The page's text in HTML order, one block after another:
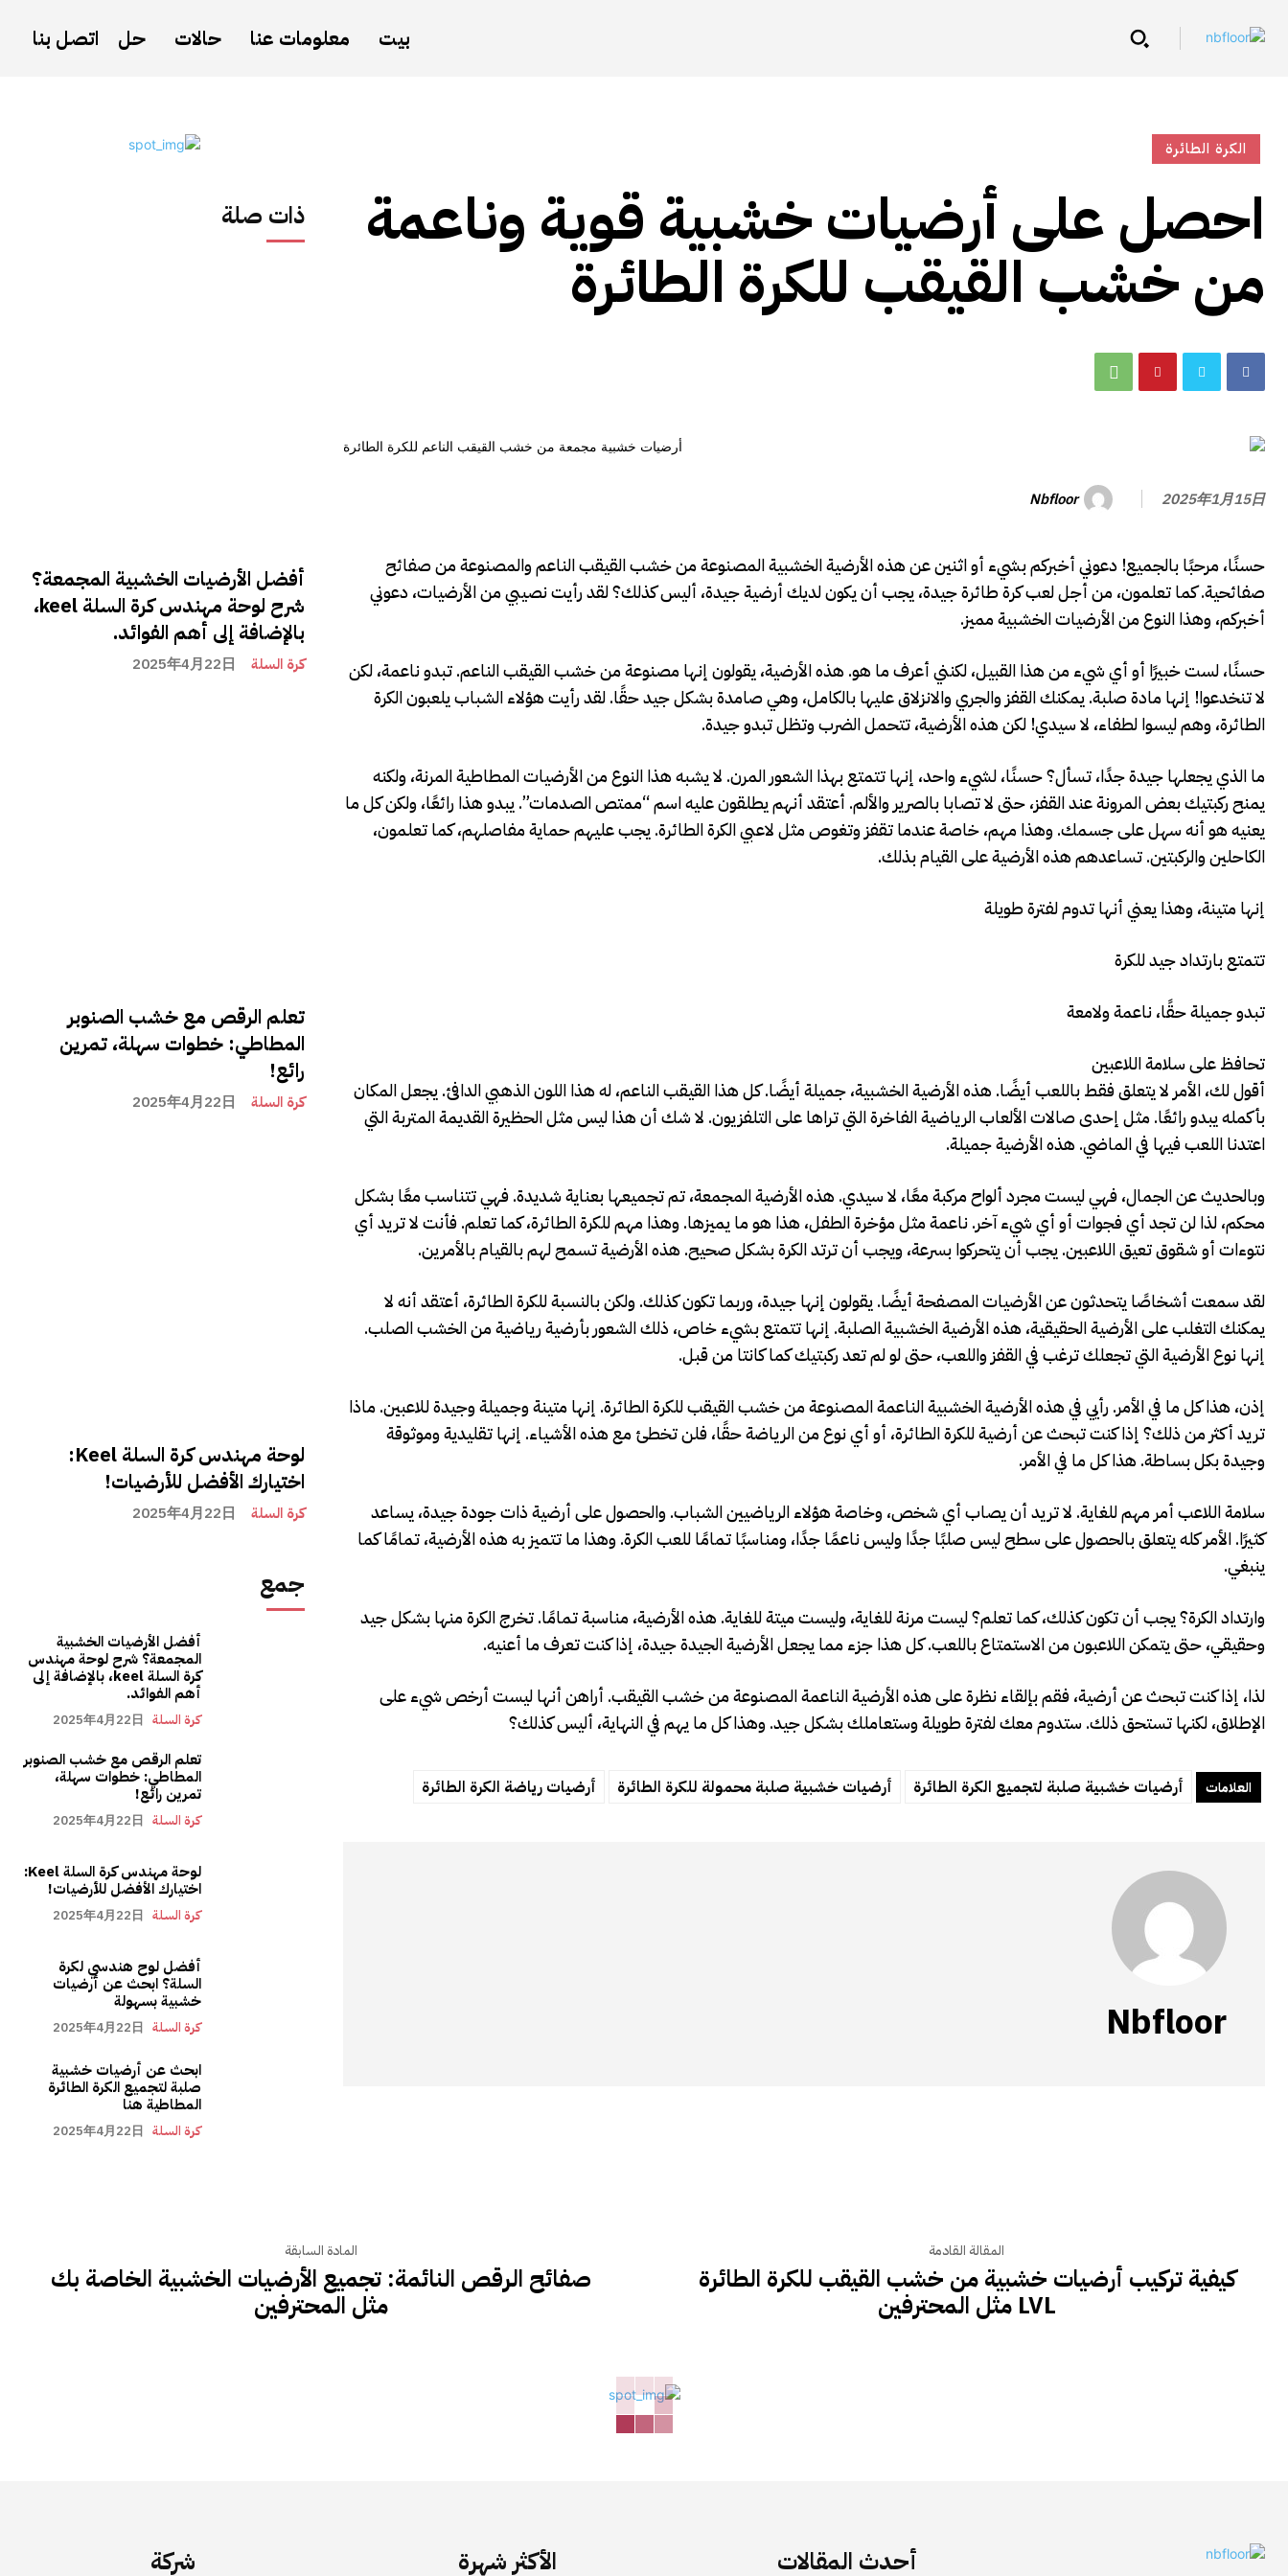
بيت معلومات عنا حالات حل اتصل بنا
ذات صلة
أفضل الأرضيات الخشبية المجمعة؟
شرح لوحة مهندس كرة السلة keel،
بالإضافة إلى أهم الفوائد.
كرة السلة 2025年4月22日
تعلم الرقص مع خشب الصنوبر
المطاطي: خطوات سهلة، تمرين
رائع!
كرة السلة 2025年4月22日
لوحة مهندس كرة السلة Keel:
اختيارك الأفضل للأرضيات!
كرة السلة 2025年4月22日
جمع
أفضل الأرضيات الخشبية
المجمعة؟ شرح لوحة مهندس
كرة السلة keel، بالإضافة إلى
أهم الفوائد.
كرة السلة 2025年4月22日
تعلم الرقص مع خشب الصنوبر
المطاطي: خطوات سهلة،
تمرين رائع!
كرة السلة 2025年4月22日
لوحة مهندس كرة السلة Keel:
اختيارك الأفضل للأرضيات!
كرة السلة 2025年4月22日
أفضل لوح هندسي لكرة
السلة؟ ابحث عن أرضيات
خشبية بسهولة
كرة السلة 2025年4月22日
ابحث عن أرضيات خشبية
صلبة لتجميع الكرة الطائرة
المطاطية هنا
كرة السلة 2025年4月22日
الكرة الطائرة
احصل على أرضيات خشبية قوية وناعمة
من خشب القيقب للكرة الطائرة
2025年1月15日
Nbfloor
حسنًا، مرحبًا بالجميع! دعوني أخبركم بشيء أو اثنين عن هذه الأرضية الخشبية المصنوعة من خشب القيقب الناعم والمصنوعة من صفائح
صفائحية. كما تعلمون، من أجل لعب كرة طائرة جيدة، يجب أن يكون لديك أرضية جيدة، أليس كذلك؟ لقد رأيت نصيبي من الأرضيات، دعوني
أخبركم، وهذا النوع من الأرضيات الخشبية مميز.
حسنًا، لست خبيرًا أو أي شيء من هذا القبيل، لكنني أعرف ما هو. هذه الأرضية، يقولون إنها مصنوعة من خشب القيقب الناعم. تبدو ناعمة، لكن
لا تنخدعوا! إنها مادة صلبة. يمكنك القفز والجري والانزلاق عليها بالكامل، وهي صامدة بشكل جيد حقًا. لقد رأيت هؤلاء الشباب يلعبون الكرة
الطائرة، وهم ليسوا لطفاء، لا سيدي! لكن هذه الأرضية، تتحمل الضرب وتظل تبدو جيدة.
ما الذي يجعلها جيدة جدًا، تسأل؟ حسنًا، لشيء واحد، إنها تتمتع بهذا الشعور المرن. لا يشبه هذا النوع من الأرضيات المطاطية المرنة، ولكنه
يمنح ركبتيك بعض المرونة عند القفز، حتى لا تصابا بالصرير والألم. أعتقد أنهم يطلقون عليه اسم “ممتص الصدمات”. يبدو هذا رائعًا، ولكن كل ما
يعنيه هو أنه سهل على جسمك. وهذا مهم، خاصة عندما تقفز وتغوص مثل لاعبي الكرة الطائرة. يجب عليهم حماية مفاصلهم، كما تعلمون،
الكاحلين والركبتين. تساعدهم هذه الأرضية على القيام بذلك.
إنها متينة، وهذا يعني أنها تدوم لفترة طويلة
تتمتع بارتداد جيد للكرة
تبدو جميلة حقًا، ناعمة ولامعة
تحافظ على سلامة اللاعبين
أقول لك، الأمر لا يتعلق فقط باللعب أيضًا. هذه الأرضية الخشبية، جميلة أيضًا. كل هذا القيقب الناعم، له هذا اللون الذهبي الدافئ. يجعل المكان
بأكمله يبدو رائعًا. مثل إحدى صالات الألعاب الرياضية الفاخرة التي تراها على التلفزيون. لا شك أن هذا ليس مثل الحظيرة القديمة المتربة التي
اعتدنا اللعب فيها في الماضي. هذه الأرضية جميلة.
وبالحديث عن الجمال، فهي ليست مجرد ألواح مركبة معًا، لا سيدي. هذه الأرضية المجمعة، تم تجميعها بعناية شديدة. فهي تتناسب معًا بشكل
محكم، لذا لن تجد أي فجوات أو أي شيء آخر. ناعمة مثل مؤخرة الطفل، هذا هو ما يميزها. وهذا مهم للكرة الطائرة، كما تعلم. فأنت لا تريد أي
نتوءات أو شقوق تعيق اللاعبين. يجب أن يتحركوا بسرعة، ويجب أن ترتد الكرة بشكل صحيح. هذه الأرضية تسمح لهم بالقيام بالأمرين.
لقد سمعت أشخاصًا يتحدثون عن الأرضيات المصفحة أيضًا. يقولون إنها جيدة، وربما تكون كذلك. ولكن بالنسبة للكرة الطائرة، أعتقد أنه لا
يمكنك التغلب على الأرضية الحقيقية، هذه الأرضية الخشبية الصلبة. إنها تتمتع بشيء خاص، ذلك الشعور بأرضية رياضية من الخشب الصلب.
إنها نوع الأرضية التي تجعلك ترغب في القفز واللعب، حتى لو لم تعد ركبتيك كما كانتا من قبل.
إذن، هذا كل ما في الأمر. رأيي في هذه الأرضية الخشبية الناعمة المصنوعة من خشب القيقب للكرة الطائرة. إنها متينة وجميلة وجيدة للاعبين. ماذا
تريد أكثر من ذلك؟ إذا كنت تبحث عن أرضية للكرة الطائرة، أو أي نوع من الرياضة حقًا، فلن تخطئ مع هذه الأشياء. إنها تقليدية وموثوقة
وجيدة بكل بساطة. هذا كل ما في الأمر.
سلامة اللاعب أمر مهم للغاية. لا تريد أن يصاب أي شخص، وخاصة هؤلاء الرياضيين الشباب. والحصول على أرضية ذات جودة جيدة، يساعد
كثيرًا. الأمر كله يتعلق بالحصول على سطح ليس صلبًا جدًا وليس ناعمًا جدًا، ومناسبًا تمامًا للعب الكرة. وهذا ما تتميز به هذه الأرضية، تمامًا كما
ينبغي.
وارتداد الكرة؟ يجب أن تكون كذلك، كما تعلم؟ ليست مرنة للغاية، وليست ميتة للغاية. هذه الأرضية، مناسبة تمامًا. تخرج الكرة منها بشكل جيد
وحقيقي، حتى يتمكن اللاعبون من الاستمتاع باللعب. كل هذا جزء مما يجعل الأرضية الجيدة جيدة، إذا كنت تعرف ما أعنيه.
لذا، إذا كنت تبحث عن أرضية، فقم بإلقاء نظرة على هذه الأرضية الناعمة المصنوعة من خشب القيقب. أراهن أنها ليست أرخص شيء على
الإطلاق، لكنها تستحق ذلك. ستدوم معك لفترة طويلة وستعاملك بشكل جيد. وهذا كل ما يهم في النهاية، أليس كذلك؟
العلامات أرضيات خشبية صلبة لتجميع الكرة الطائرة أرضيات خشبية صلبة محمولة للكرة الطائرة أرضيات رياضة الكرة الطائرة
Nbfloor
المادة السابقة
صفائح الرقص النائمة: تجميع الأرضيات الخشبية الخاصة بك
مثل المحترفين
المقالة القادمة
كيفية تركيب أرضيات خشبية من خشب القيقب للكرة الطائرة
LVL مثل المحترفين
شركة الأكثر شهرة أحدث المقالات